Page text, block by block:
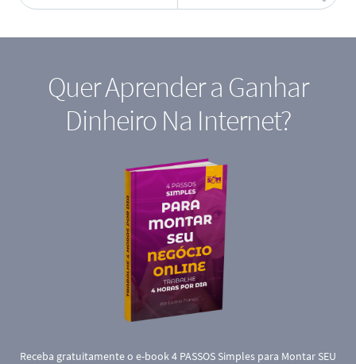
Quer Aprender a Ganhar
Dinheiro Na Internet?
Receba gratuitamente o e-book 4 PASSOS Simples para Montar SEU